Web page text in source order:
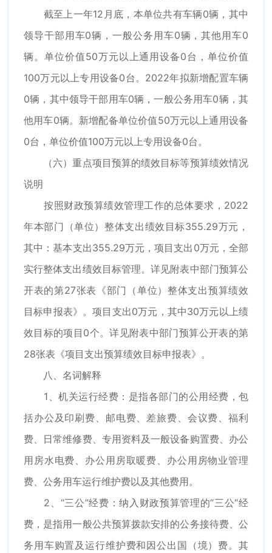
截至上一年12月底，本单位共有车辆0辆，其中
领导干部用车0辆，一般公务用车0辆，其他用车0
辆。单位价值50万元以上通用设备0台，单位价值
100万元以上专用设备0台。2022年拟新增配置车辆
0辆，其中领导干部用车0辆，一般公务用车0辆，其
他用车0辆。新增配备单位价值50万元以上通用设备
0台，单位价值100万元以上专用设备0台。
（六）重点项目预算的绩效目标等预算绩效情况
说明
按照财政预算绩效管理工作的总体要求，2022
年本部门（单位）整体支出绩效目标355.29万元，
其中：基本支出355.29万元，项目支出0万元，全部
实行整体支出绩效目标管理。详见附表中部门预算公
开表的第27张表《部门（单位）整体支出预算绩效
目标申报表》。项目支出0万元，其中30万元以上绩
效目标的项目0个。详见附表中部门预算公开表的第
28张表《项目支出预算绩效目标申报表》。
八、名词解释
1、机关运行经费：是指各部门的公用经费，包
括办公及印刷费、邮电费、差旅费、会议费、福利
费、日常维修费、专用资料及一般设备购置费、办公
用房水电费、办公用房取暖费、办公用房物业管理
费、公务用车运行维护费以及其他费用。
2、“三公”经费：纳入财政预算管理的“三公“经
费，是指用一般公共预算拨款安排的公务接待费、公
务用车购置及运行维护费和因公出国（境）费。其